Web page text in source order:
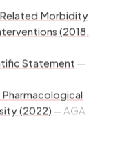
Morbidity
(2018,
Statement
Pharmacological
(2022)—AGA